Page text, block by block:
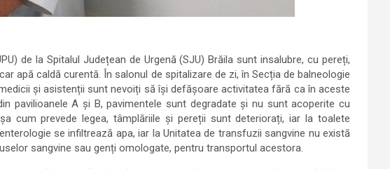
de la Spitalul Județean de Urgenă (SJU) Brăila sunt insalubre, cu pereți,
apă caldă curentă. În salonul de spitalizare de zi, în Secția de balneologie
și asistenții sunt nevoiți să își defășoare activitatea fără ca în aceste
pavilioanele A și B, pavimentele sunt degradate și nu sunt acoperite cu
cum prevede legea, tâmplăriile și pereții sunt deteriorați, iar la toalete
se infiltrează apa, iar la Unitatea de transfuzii sangvine nu există
sangvine sau genți omologate, pentru transportul acestora.